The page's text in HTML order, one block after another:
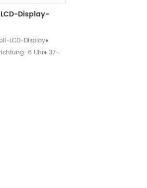
Display-
LCD-Display♦
6 Uhr♦ 37-